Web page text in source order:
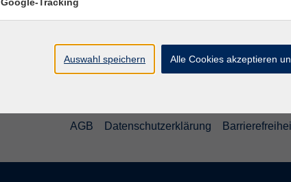
AGB Datenschutzerklärung
Auswahl speichern Alle Cookies akzeptieren